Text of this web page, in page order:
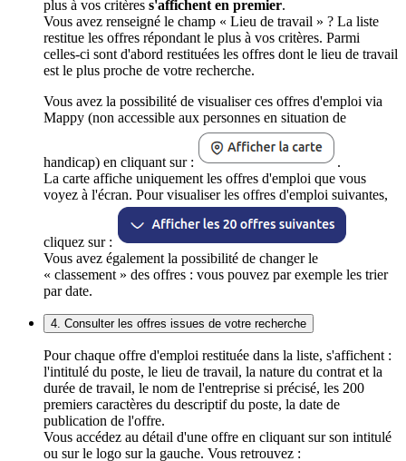
plus à vos critères s'affichent en premier.
Vous avez renseigné le champ « Lieu de travail » ? La liste
restitue les offres répondant le plus à vos critères. Parmi
celles-ci sont d'abord restituées les offres dont le lieu de travail
est le plus proche de votre recherche.
Vous avez la possibilité de visualiser ces offres d'emploi via
Mappy (non accessible aux personnes en situation de
handicap) en cliquant sur :
.
La carte affiche uniquement les offres d'emploi que vous
voyez à l'écran. Pour visualiser les offres d'emploi suivantes,
cliquez sur :
Vous avez également la possibilité de changer le
« classement » des offres : vous pouvez par exemple les trier
par date.
4. Consulter les offres issues de votre recherche
Pour chaque offre d'emploi restituée dans la liste, s'affichent :
l'intitulé du poste, le lieu de travail, la nature du contrat et la
durée de travail, le nom de l'entreprise si précisé, les 200
premiers caractères du descriptif du poste, la date de
publication de l'offre.
Vous accédez au détail d'une offre en cliquant sur son intitulé
ou sur le logo sur la gauche. Vous retrouvez :